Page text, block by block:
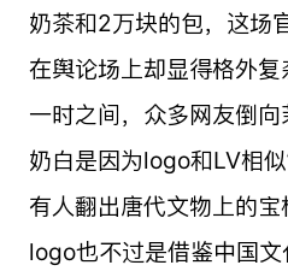
奶茶和2万块的包，这场
在舆论场上却显得格外复
一时之间，众多网友倒
奶白是因为logo和LV相
有人翻出唐代文物上的
logo也不过是借鉴中国